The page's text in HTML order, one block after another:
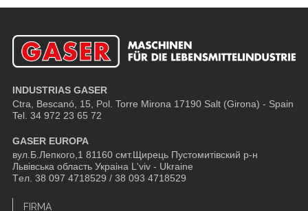
INDUSTRIAS GASER
Ctra, Bescanó, 15, Pol. Torre Mirona 17190 Salt (Girona) - Spain
Tel. 34 972 23 65 72
GASER EUROPA
вул.Б.Лепкого,1 81160 смт.Щирець Пустомитівский р-н
Львівська область Украіна L'viv - Ukraine
Tел. 38 097 4718529 / 38 093 4718529
FIRMA